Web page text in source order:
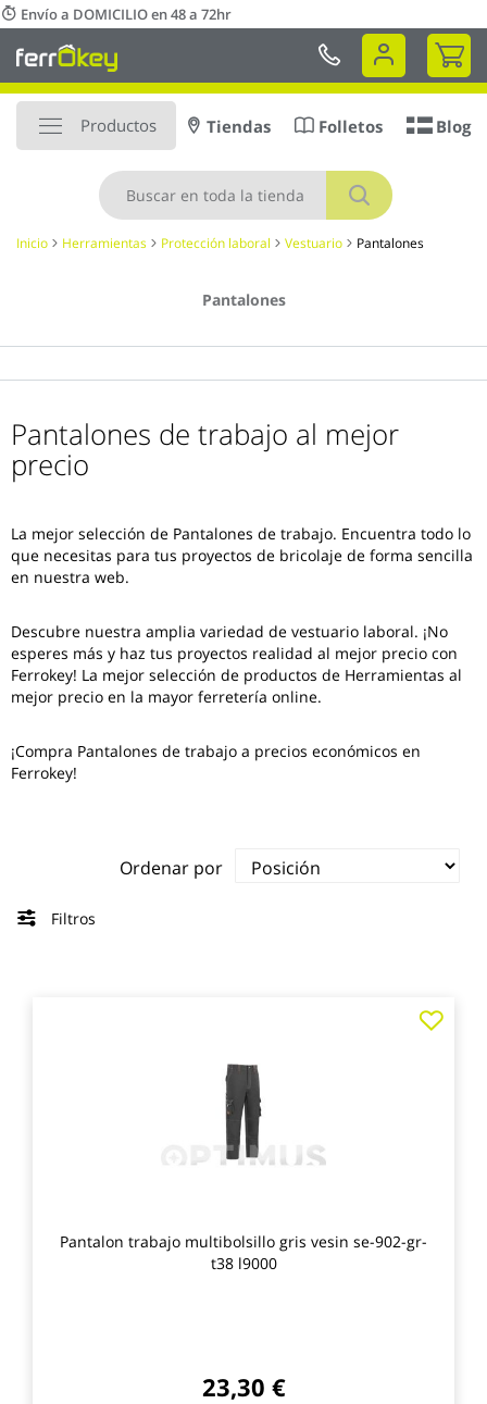
Ir
al
contenido
Envío a DOMICILIO en 48 a 72hr
Mi
Productos
Buscar
Tiendas Folletos Blog
Inicio Herramientas Protección laboral Vestuario Pantalones
Pantalones
Pantalones de trabajo al mejor
precio
La mejor selección de Pantalones de trabajo. Encuentra todo lo
que necesitas para tus proyectos de bricolaje de forma sencilla
en nuestra web.
Descubre nuestra amplia variedad de vestuario laboral. ¡No
esperes más y haz tus proyectos realidad al mejor precio con
Ferrokey! La mejor selección de productos de Herramientas al
mejor precio en la mayor ferretería online.
¡Compra Pantalones de trabajo a precios económicos en
Ferrokey!
Ordenar por
Filtros
Pantalon trabajo multibolsillo gris vesin se-902-gr-
t38 l9000
23,30 €